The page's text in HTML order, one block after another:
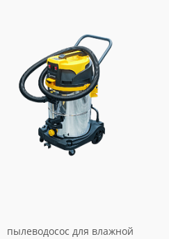
пылеводосос для влажной